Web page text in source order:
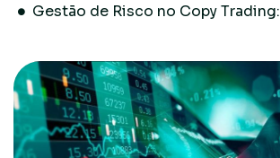
Gestão de Risco no Copy Trading: